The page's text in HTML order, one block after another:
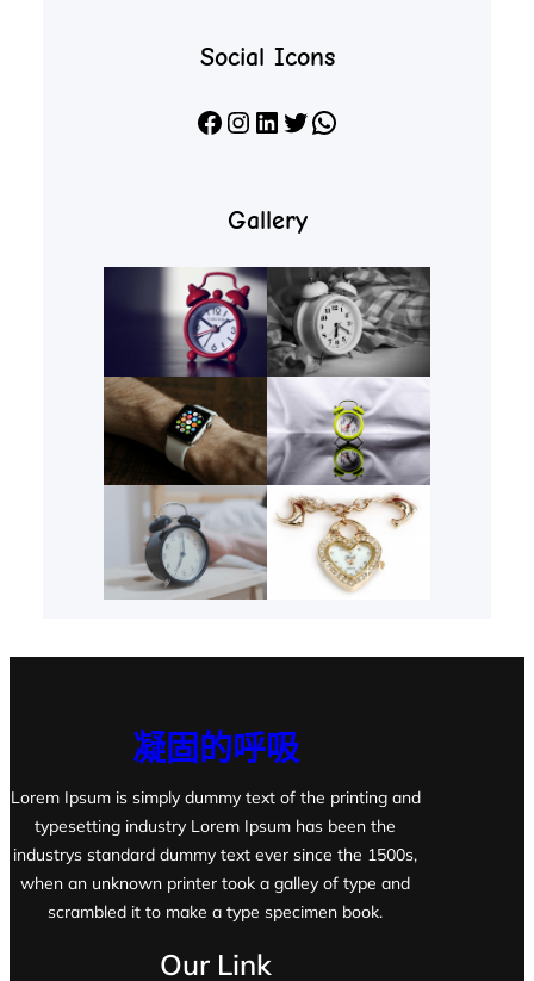
Social Icons
Facebook Instagram LinkedIn X WhatsApp
Gallery
凝固的呼吸
Lorem Ipsum is simply dummy text of the printing and
typesetting industry Lorem Ipsum has been the
industrys standard dummy text ever since the 1500s,
when an unknown printer took a galley of type and
scrambled it to make a type specimen book.
Our Link